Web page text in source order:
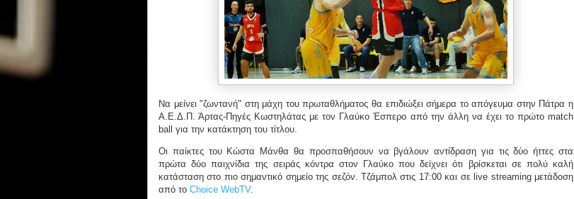
Να μείνει "ζωντανή" στη μάχη του πρωταθλήματος θα επιδιώξει σήμερα το απόγευμα στην Πάτρα η
Α.Ε.Δ.Π. Άρτας-Πηγές Κωστηλάτας με τον Γλαύκο Έσπερο από την άλλη να έχει το πρώτο match
ball για την κατάκτηση του τίτλου.
Οι παίκτες του Κώστα Μάνθα θα προσπαθήσουν να βγάλουν αντίδραση για τις δύο ήττες στα
πρώτα δύο παιχνίδια της σειράς κόντρα στον Γλαύκο που δείχνει ότι βρίσκεται σε πολύ καλή
κατάσταση στο πιο σημαντικό σημείο της σεζόν. Τζάμπολ στις 17:00 και σε live streaming μετάδοση
από το Choice WebTV.